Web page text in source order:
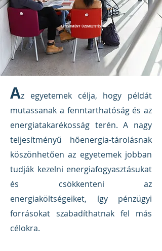
LÉTESÍTMÉNY ÜZEMELTETÉS
Az egyetemek célja, hogy példát
mutassanak a fenntarthatóság és az
energiatakarékosság terén. A nagy
teljesítményű hőenergia-tárolásnak
köszönhetően az egyetemek jobban
tudják kezelni energiafogyasztásukat
és csökkenteni az
energiaköltségeiket, így pénzügyi
forrásokat szabadíthatnak fel más
célokra.